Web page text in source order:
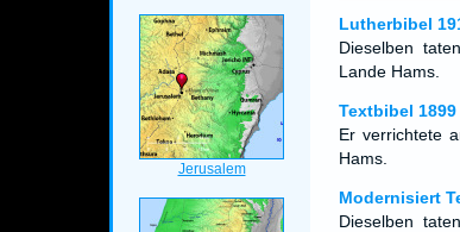
Lutherbibel
Dieselben
Lande Hams.
Textbibel 1899
Er verrichtete
Hams.
Modernisiert
Dieselben